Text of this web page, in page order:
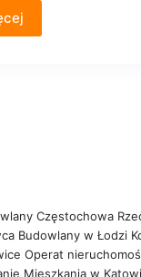
Częstochowa
Budowlany w Łodzi
Operat
Mieszkania w